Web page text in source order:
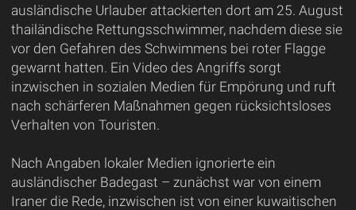
ausländische Urlauber attackierten dort am 25. August
thailändische Rettungsschwimmer, nachdem diese sie
vor den Gefahren des Schwimmens bei roter Flagge
gewarnt hatten. Ein Video des Angriffs sorgt
inzwischen in sozialen Medien für Empörung und ruft
nach schärferen Maßnahmen gegen rücksichtsloses
Verhalten von Touristen.
Nach Angaben lokaler Medien ignorierte ein
ausländischer Badegast – zunächst war von einem
Iraner die Rede, inzwischen ist von einer kuwaitischen